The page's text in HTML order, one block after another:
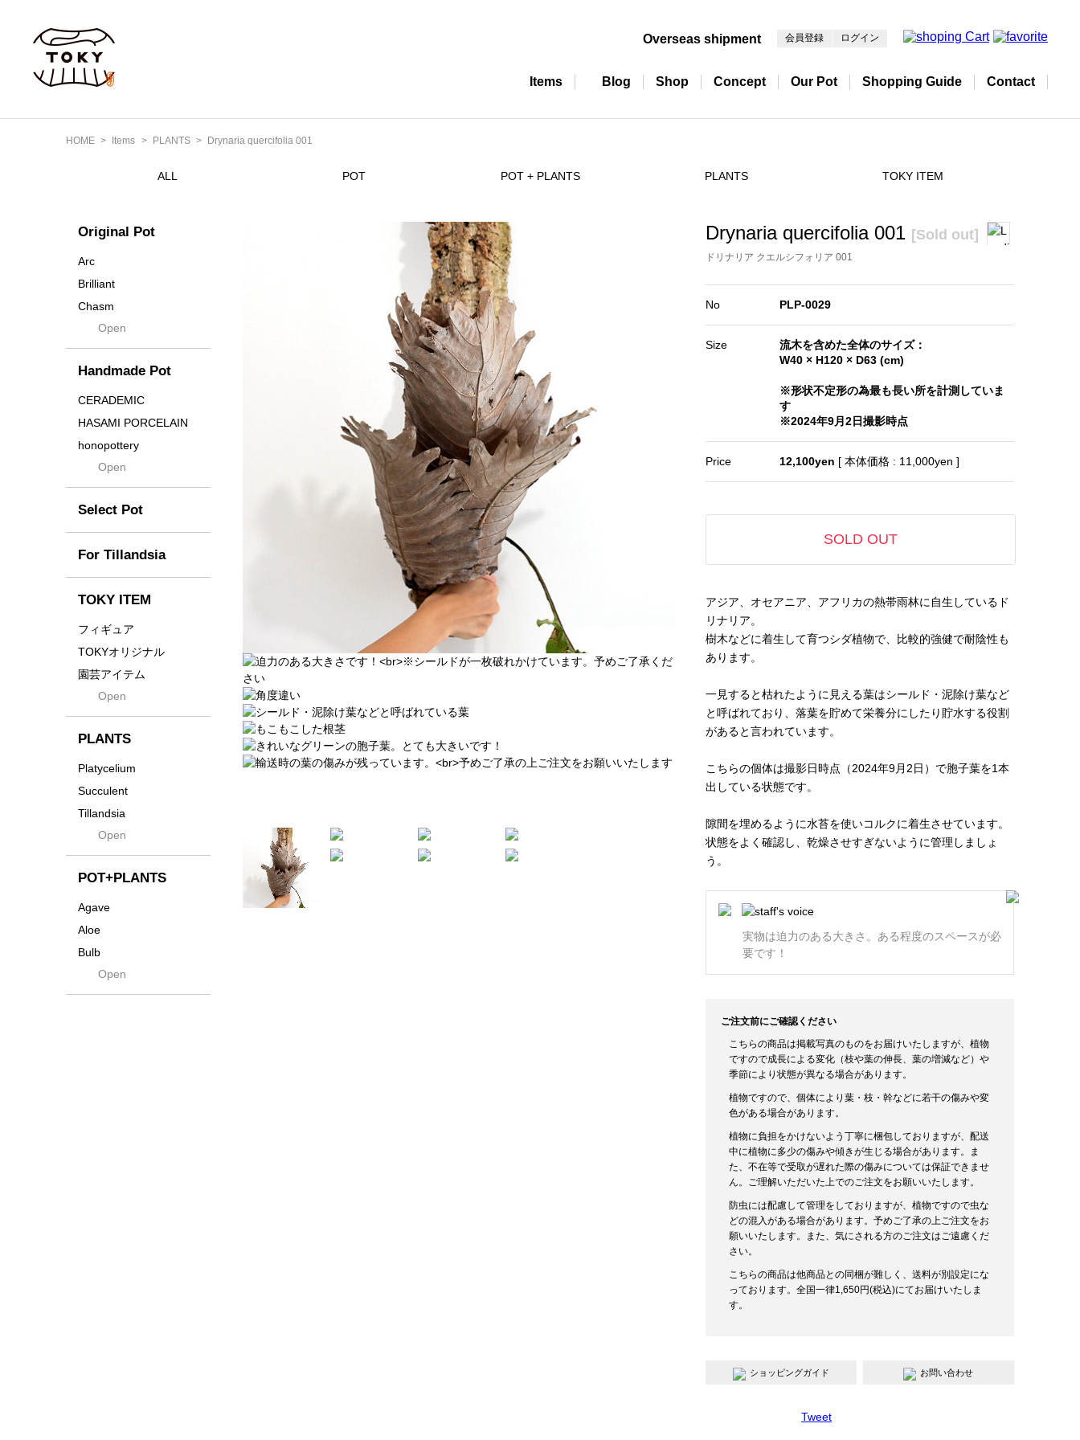
Overseas shipment 会員登録 ログイン
Items Blog Shop Concept Our Pot Shopping Guide Contact
HOME Items PLANTS Drynaria quercifolia 001
ALL POT POT + PLANTS PLANTS TOKY ITEM
Original Pot
Arc
Brilliant
Chasm
Contra
Cream
Crown
Distortion
Drop
DUNE
Flames
For
Former
Fused
Earth
emeth
Enhance
Grid
Innocence
Kodama
Native
Progress
Quartz
RAKU
Open
Handmade Pot
CERADEMIC
HASAMI PORCELAIN
honopottery
nocturne
tamanhayat
TETSUYA OZAWA
Scratch
Takehiro Ito
Yuya Iha
Open
Select Pot
For Tillandsia
TOKY ITEM
フィギュア
TOKYオリジナル
園芸アイテム
土・化粧石・活力剤
インテリア・デザイン雑
その他
Open
PLANTS
Platycelium
Succulent
Tillandsia
SeedsOpen
POT+PLANTS
Agave
Aloe
Bulb
Cactus
Caudex
Open
Drynaria quercifolia 001 [Sold out]
ドリナリア クエルシフォリア 001
No PLP-0029
Size
流木を含めた全体のサイズ：
W40 × H120 × D63 (cm)
※形状不定形の為最も長い所を計測していま
す
※2024年9月2日撮影時点
Price 12,100yen [ 本体価格 : 11,000yen ]
SOLD OUT
アジア、オセアニア、アフリカの熱帯雨林に自生しているド
リナリア。
樹木などに着生して育つシダ植物で、比較的強健で耐陰性も
あります。
一見すると枯れたように見える葉はシールド・泥除け葉など
と呼ばれており、落葉を貯めて栄養分にしたり貯水する役割
があると言われています。
こちらの個体は撮影日時点（2024年9月2日）で胞子葉を1本
出している状態です。
隙間を埋めるように水苔を使いコルクに着生させています。
状態をよく確認し、乾燥させすぎないように管理しましょ
う。
実物は迫力のある大きさ。ある程度のスペースが必
要です！
ご注文前にご確認ください
こちらの商品は掲載写真のものをお届けいたしますが、植物
ですので成長による変化（枝や葉の伸長、葉の増減など）や
季節により状態が異なる場合があります。
植物ですので、個体により葉・枝・幹などに若干の傷みや変
色がある場合があります。
植物に負担をかけないよう丁寧に梱包しておりますが、配送
中に植物に多少の傷みや傾きが生じる場合があります。ま
た、不在等で受取が遅れた際の傷みについては保証できませ
ん。ご理解いただいた上でのご注文をお願いいたします。
防虫には配慮して管理をしておりますが、植物ですので虫な
どの混入がある場合があります。予めご了承の上ご注文をお
願いいたします。また、気にされる方のご注文はご遠慮くだ
さい。
こちらの商品は他商品との同梱が難しく、送料が別設定にな
っております。全国一律1,650円(税込)にてお届けいたしま
す。
ショッピングガイド お問い合わせ
Tweet